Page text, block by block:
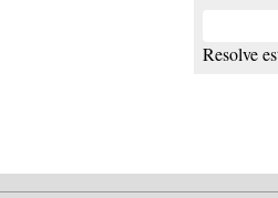
Resolve